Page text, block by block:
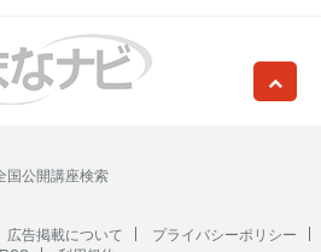
国公開講座検索
広告掲載について
プライバシーポリシー